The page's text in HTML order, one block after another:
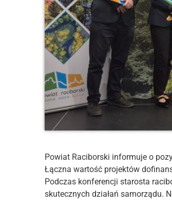
Powiat Raciborski informuje o
Łączna wartość projektów
Podczas konferencji starosta
skutecznych działań samorządu.